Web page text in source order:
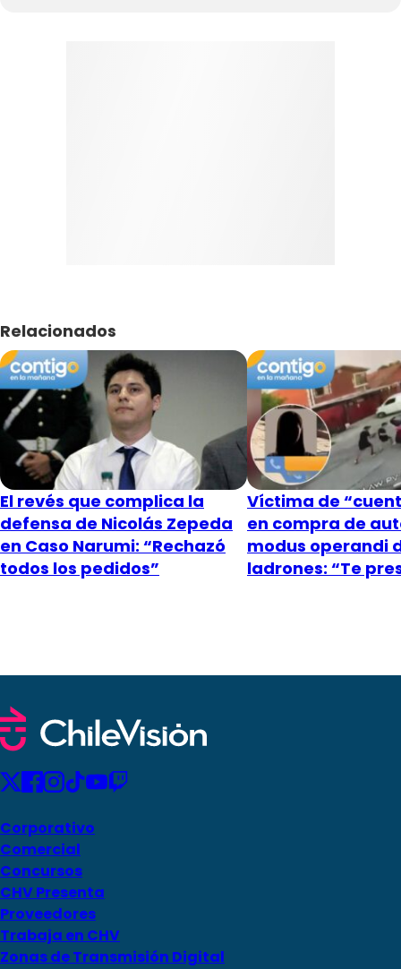
Relacionados
El revés que complica la
defensa de Nicolás Zepeda
en Caso Narumi: “Rechazó
todos los pedidos”
Víctima de
en compra de
modus operandi
ladrones: “Te
Corporativo
Comercial
Concursos
CHV Presenta
Proveedores
Trabaja en CHV
Zonas de Transmisión Digital